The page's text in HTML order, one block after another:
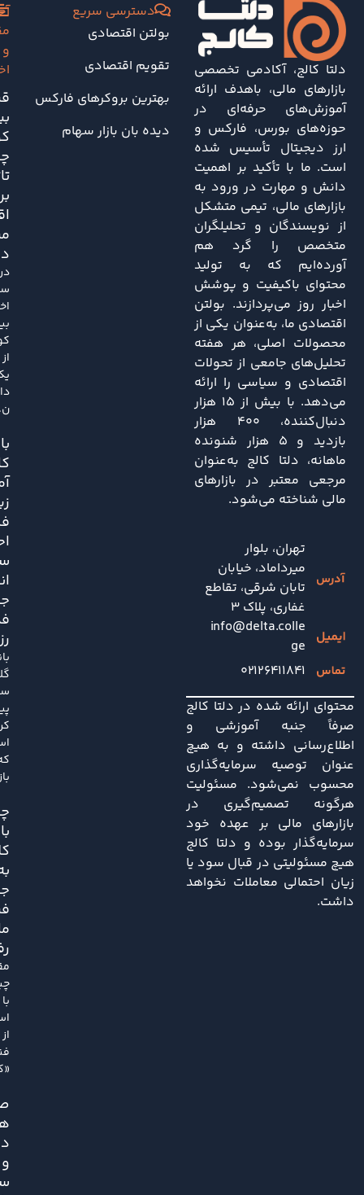
دلتا کالج، آکادمی تخصصی
بازارهای مالی، باهدف ارائه
آموزش‌های حرفه‌ای در
حوزه‌های بورس، فارکس و
ارز دیجیتال تأسیس شده
است. ما با تأکید بر اهمیت
دانش و مهارت در ورود به
بازارهای مالی، تیمی متشکل
از نویسندگان و تحلیلگران
متخصص را گرد هم
آورده‌ایم که به تولید
محتوای باکیفیت و پوشش
اخبار روز می‌پردازند. بولتن
اقتصادی ما، به‌عنوان یکی از
محصولات اصلی، هر هفته
تحلیل‌های جامعی از تحولات
اقتصادی و سیاسی را ارائه
می‌دهد. با بیش از ۱۵ هزار
دنبال‌کننده، ۴۰۰ هزار
بازدید و ۵ هزار شنونده
ماهانه، دلتا کالج به‌عنوان
مرجعی معتبر در بازارهای
مالی شناخته می‌شود.
تهران، بلوار
میرداماد، خیابان
تابان شرقی، تقاطع
غفاری، پلاک 3
info@delta.colle
ge
۰۲۱۲۶۴۱۱۸۴۱
محتوای ارائه شده در دلتا کالج
صرفاً جنبه آموزشی و
اطلاع‌رسانی داشته و به هیچ
عنوان توصیه سرمایه‌گذاری
محسوب نمی‌شود. مسئولیت
هرگونه تصمیم‌گیری در
بازارهای مالی بر عهده خود
سرمایه‌گذار بوده و دلتا کالج
هیچ مسئولیتی در قبال سود یا
زیان احتمالی معاملات نخواهد
داشت.
دسترسی سریع
بولتن اقتصادی
تقویم اقتصادی
بهترین بروکرهای فارکس
دیده بان بازار سهام
و
بر
در
از
با
با
از
و